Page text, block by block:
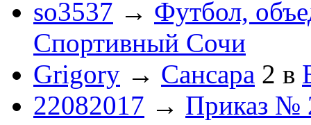
so3537 → Футбол,
Спортивный Сочи
Grigory → Сансара 2 в
22082017 → Приказ №